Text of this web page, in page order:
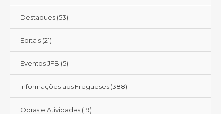
Destaques (53)
Editais (21)
Eventos JFB (5)
Informações aos Fregueses (388)
Obras e Atividades (19)